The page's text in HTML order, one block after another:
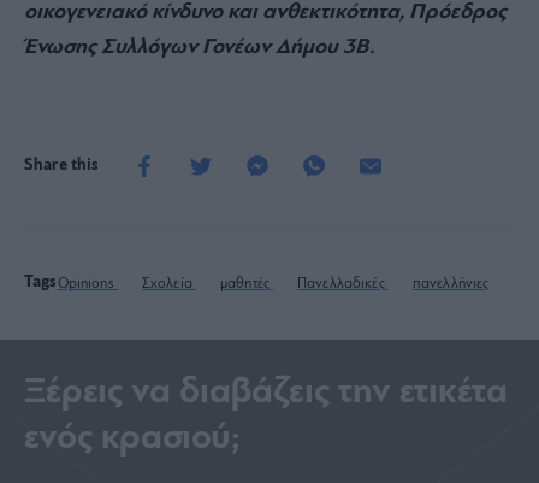
ειδίκευση στον εκπαιδευτικό, εφηβικό και